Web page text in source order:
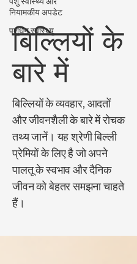
नियामकीय अपडेट
पशुधन स्वास्थ्य
बिल्लियों के
बारे में
बिल्लियों के व्यवहार, आदतों
और जीवनशैली के बारे में रोचक
तथ्य जानें। यह श्रेणी बिल्ली
प्रेमियों के लिए है जो अपने
पालतू के स्वभाव और दैनिक
जीवन को बेहतर समझना चाहते
हैं।